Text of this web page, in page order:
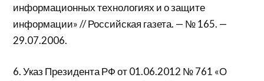
информационных технологиях и о защите
информации» // Российская газета. — № 165. —
29.07.2006.
6. Указ Президента РФ от 01.06.2012 № 761 «О